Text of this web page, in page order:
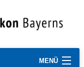
MENÜ